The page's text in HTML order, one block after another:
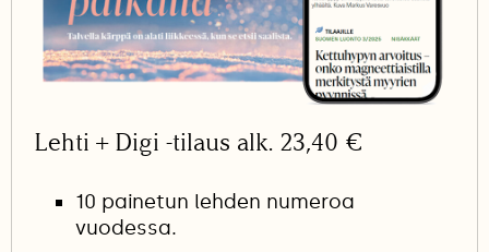
Lehti + Digi -tilaus alk. 23,40 €
10 painetun lehden numeroa
vuodessa.